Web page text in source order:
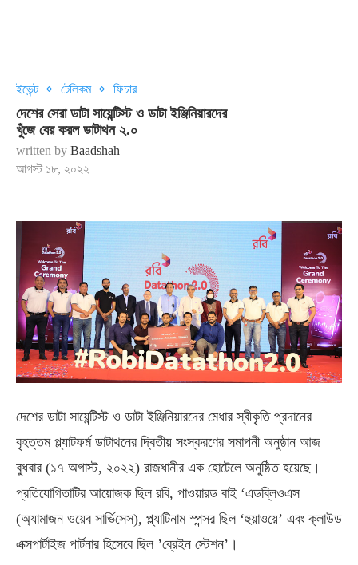
ইভেন্ট টেলিকম ফিচার
দেশের সেরা ডাটা সায়েন্টিস্ট ও ডাটা ইঞ্জিনিয়ারদের
খুঁজে বের করল ডাটাথন ২.০
written by Baadshah
আগস্ট ১৮, ২০২২
দেশের ডাটা সায়েন্টিস্ট ও ডাটা ইঞ্জিনিয়ারদের মেধার স্বীকৃতি প্রদানের
বৃহত্তম প্ল্যাটফর্ম ডাটাথনের দ্বিতীয় সংস্করণের সমাপনী অনুষ্ঠান আজ
বুধবার (১৭ অগাস্ট, ২০২২) রাজধানীর এক হোটেলে অনুষ্ঠিত হয়েছে।
প্রতিযোগিতাটির আয়োজক ছিল রবি, পাওয়ারড বাই ‘এডব্লিওএস
(অ্যামাজন ওয়েব সার্ভিসেস), প্ল্যাটিনাম স্পন্সর ছিল ‘হুয়াওয়ে’ এবং ক্লাউড
এক্সপার্টাইজ পার্টনার হিসেবে ছিল ’ব্রেইন স্টেশন’।